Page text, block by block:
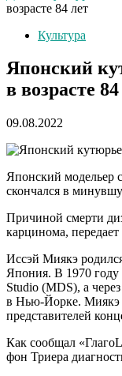
возрасте 84 лет
Культура
Японский
в возрасте
09.08.2022
Японский
скончался в
Причиной смерти
карцинома,
Иссэй Миякэ
Япония. В 1970
Studio (MDS), а
в Нью-Йорке. Миякэ
представителей
Как сообщал
фон Триера